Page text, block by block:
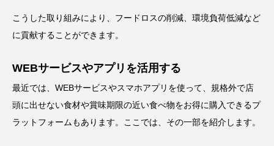
こうした取り組みにより、フードロスの削減、環境負荷低減など
に貢献することができます。
WEBサービスやアプリを活用する
最近では、WEBサービスやスマホアプリを使って、規格外で店
頭に出せない食材や賞味期限の近い食べ物をお得に購入できるプ
ラットフォームもあります。ここでは、その一部を紹介します。